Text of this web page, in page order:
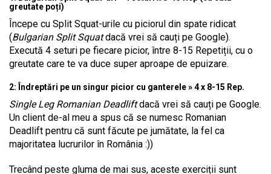
greutate poți)
Începe cu Split Squat-urile cu piciorul din spate ridicat
(Bulgarian Split Squatdacă vrei să cauți pe Google).
Execută 4 seturi pe fiecare picior, între 8-15 Repetiții, cu o
greutate care te va duce super aproape de epuizare.
2: Îndreptări pe un singur picior cu ganterele » 4 x 8-15 Rep.
Single Leg Romanian Deadliftdacă vrei să cauți pe Google.
Un client de-al meu a spus că se numesc Romanian
Deadlift pentru că sunt făcute pe jumătate, la fel ca
majoritatea lucrurilor în România :))
Trecând peste gluma de mai sus, aceste exerciții sunt